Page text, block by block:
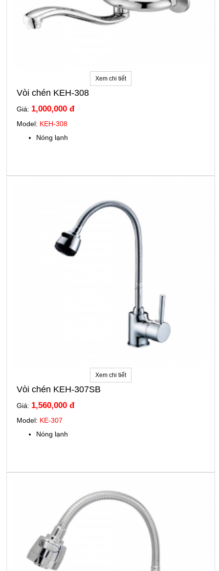
Xem chi tiết
Vòi chén KEH-308
Giá: 1,000,000 đ
Model: KEH-308
Nóng lạnh
Xem chi tiết
Vòi chén KEH-307SB
Giá: 1,560,000 đ
Model: KE-307
Nóng lạnh